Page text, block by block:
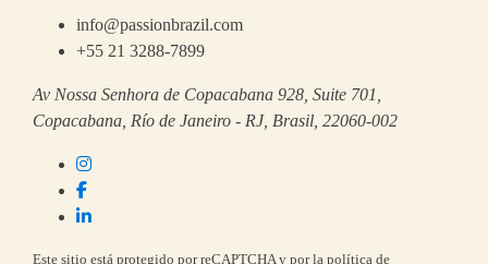
info@passionbrazil.com
+55 21 3288-7899
Av Nossa Senhora de Copacabana 928, Suite 701,
Copacabana, Río de Janeiro - RJ, Brasil, 22060-002
Este sitio está protegido por reCAPTCHA y por la política de